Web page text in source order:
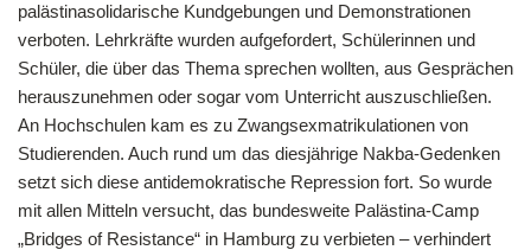
palästinasolidarische Kundgebungen und Demonstrationen
verboten. Lehrkräfte wurden aufgefordert, Schülerinnen und
Schüler, die über das Thema sprechen wollten, aus Gesprächen
herauszunehmen oder sogar vom Unterricht auszuschließen.
An Hochschulen kam es zu Zwangsexmatrikulationen von
Studierenden. Auch rund um das diesjährige Nakba-Gedenken
setzt sich diese antidemokratische Repression fort. So wurde
mit allen Mitteln versucht, das bundesweite Palästina-Camp
„Bridges of Resistance“ in Hamburg zu verbieten – verhindert